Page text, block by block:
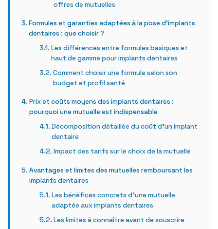
offres de mutuelles
Formules et garanties adaptées à la pose d’implants
dentaires : que choisir ?
Les différences entre formules basiques et
haut de gamme pour implants dentaires
Comment choisir une formule selon son
budget et profil santé
Prix et coûts moyens des implants dentaires :
pourquoi une mutuelle est indispensable
Décomposition détaillée du coût d’un implant
dentaire
Impact des tarifs sur le choix de la mutuelle
Avantages et limites des mutuelles remboursant les
implants dentaires
Les bénéfices concrets d’une mutuelle
adaptée aux implants dentaires
Les limites à connaître avant de souscrire